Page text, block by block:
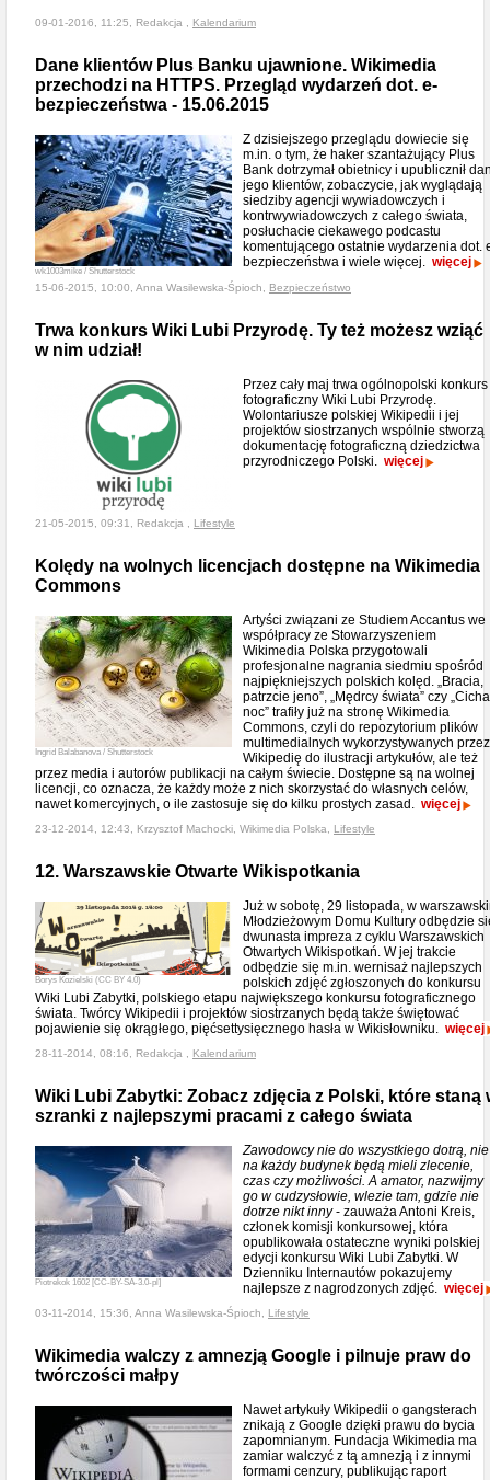
09-01-2016, 11:25, Redakcja , Kalendarium
Dane klientów Plus Banku ujawnione. Wikimedia
przechodzi na HTTPS. Przegląd wydarzeń dot. e-
bezpieczeństwa - 15.06.2015
wk1003mike / Shutterstock
Z dzisiejszego przeglądu dowiecie się
m.in. o tym, że haker szantażujący Plus
Bank dotrzymał obietnicy i upublicznił
jego klientów, zobaczycie, jak wyglądają
siedziby agencji wywiadowczych i
kontrwywiadowczych z całego świata,
posłuchacie ciekawego podcastu
komentującego ostatnie wydarzenia dot.
bezpieczeństwa i wiele więcej. więcej
15-06-2015, 10:00, Anna Wasilewska-Śpioch, Bezpieczeństwo
Trwa konkurs Wiki Lubi Przyrodę. Ty też możesz wziąć
w nim udział!
Przez cały maj trwa ogólnopolski konkurs
fotograficzny Wiki Lubi Przyrodę.
Wolontariusze polskiej Wikipedii i jej
projektów siostrzanych wspólnie stworzą
dokumentację fotograficzną dziedzictwa
przyrodniczego Polski. więcej
21-05-2015, 09:31, Redakcja , Lifestyle
Kolędy na wolnych licencjach dostępne na Wikimedia
Commons
Ingrid Balabanova / Shutterstock
Artyści związani ze Studiem Accantus we
współpracy ze Stowarzyszeniem
Wikimedia Polska przygotowali
profesjonalne nagrania siedmiu spośród
najpiękniejszych polskich kolęd. „Bracia,
patrzcie jeno”, „Mędrcy świata” czy „Cicha
noc” trafiły już na stronę Wikimedia
Commons, czyli do repozytorium plików
multimedialnych wykorzystywanych przez
Wikipedię do ilustracji artykułów, ale też
przez media i autorów publikacji na całym świecie. Dostępne są na wolnej
licencji, co oznacza, że każdy może z nich skorzystać do własnych celów,
nawet komercyjnych, o ile zastosuje się do kilku prostych zasad. więcej
23-12-2014, 12:43, Krzysztof Machocki, Wikimedia Polska, Lifestyle
12. Warszawskie Otwarte Wikispotkania
Borys Kozielski (CC BY 4.0)
Już w sobotę, 29 listopada, w
Młodzieżowym Domu Kultury odbędzie
dwunasta impreza z cyklu Warszawskich
Otwartych Wikispotkań. W jej trakcie
odbędzie się m.in. wernisaż najlepszych
polskich zdjęć zgłoszonych do konkursu
Wiki Lubi Zabytki, polskiego etapu największego konkursu fotograficznego
świata. Twórcy Wikipedii i projektów siostrzanych będą także świętować
pojawienie się okrągłego, pięćsettysięcznego hasła w Wikisłowniku. więcej
28-11-2014, 08:16, Redakcja , Kalendarium
Wiki Lubi Zabytki: Zobacz zdjęcia z Polski, które staną
szranki z najlepszymi pracami z całego świata
Piotrekok 1602 [CC-BY-SA-3.0-pl]
Zawodowcy nie do wszystkiego dotrą, nie
na każdy budynek będą mieli zlecenie,
czas czy możliwości. A amator, nazwijmy
go w cudzysłowie, wlezie tam, gdzie nie
dotrze nikt inny- zauważa Antoni Kreis,
członek komisji konkursowej, która
opublikowała ostateczne wyniki polskiej
edycji konkursu Wiki Lubi Zabytki. W
Dzienniku Internautów pokazujemy
najlepsze z nagrodzonych zdjęć. więcej
03-11-2014, 15:36, Anna Wasilewska-Śpioch, Lifestyle
Wikimedia walczy z amnezją Google i pilnuje praw do
twórczości małpy
Nawet artykuły Wikipedii o gangsterach
znikają z Google dzięki prawu do bycia
zapomnianym. Fundacja Wikimedia ma
zamiar walczyć z tą amnezją i z innymi
formami cenzury, publikując raport